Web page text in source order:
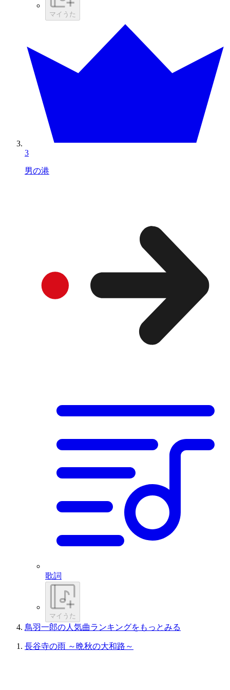
マイうた
3
男の港
歌詞
マイうた
鳥羽一郎の人気曲ランキングをもっとみる
長谷寺の雨 ～晩秋の大和路～